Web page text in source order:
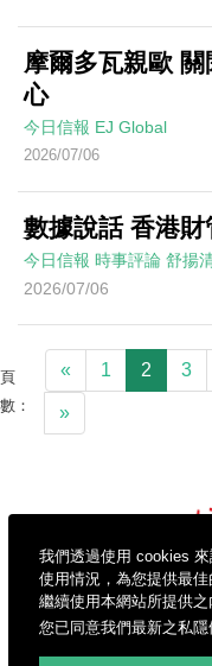
我們透過使用 cookies
使用情況，為您提供最
繼續使用本網站所提供
您已同意我們最新之私隱
摩爾多瓦親歐 關
心
今日信報 EJ Global
2026/07/06
數據說話 香港
今日信報 時事評論 舒揚
2026/07/06
頁
數：
« 1 2 3
»
信報財經新聞
Copyright © 2026